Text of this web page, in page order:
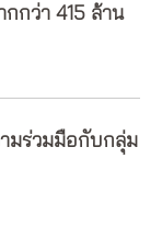
กว่า 415 ล้าน
ามร่วมมือกับกลุ่ม